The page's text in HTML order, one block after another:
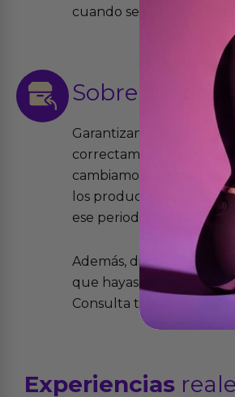
cuando se cursen antes
Sobre las
Garantizamos que los
correctamente y que si
cambiamos sin costo
los productos tienen
ese periodo pero no por
Además, dispones de 15
que hayas recibido y
Consulta todos los
Experiencias